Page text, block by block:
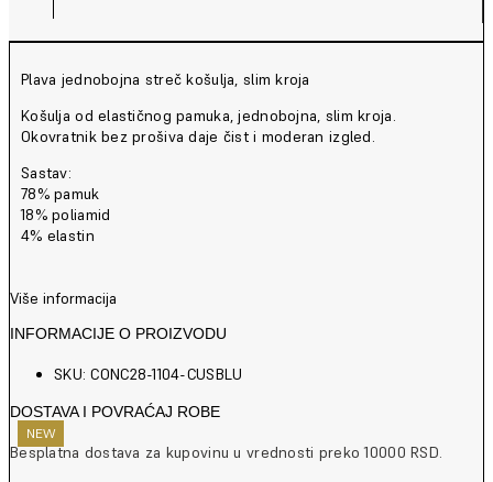
Plava jednobojna streč košulja, slim kroja
Košulja od elastičnog pamuka, jednobojna, slim kroja.
Okovratnik bez prošiva daje čist i moderan izgled.
Sastav:
78% pamuk
18% poliamid
4% elastin
Više informacija
INFORMACIJE O PROIZVODU
SKU: CONC28-1104-CUSBLU
DOSTAVA I POVRAĆAJ ROBE
Besplatna dostava za kupovinu u vrednosti preko 10000 RSD.
NEW
NEW
NEW
NEW
NEW
NEW
NEW
NEW
NEW
NEW
NEW
NEW